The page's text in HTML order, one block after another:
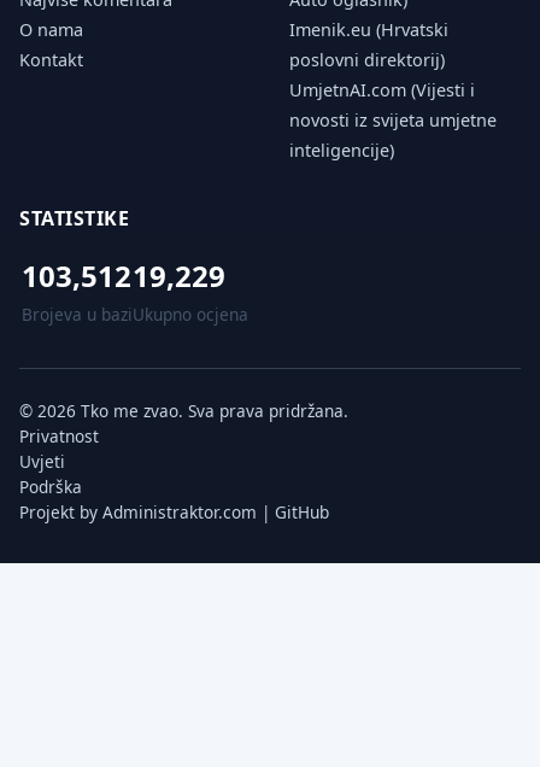
O nama
Kontakt
Imenik.eu (Hrvatski
poslovni direktorij)
UmjetnAI.com (Vijesti i
novosti iz svijeta umjetne
inteligencije)
STATISTIKE
103,512
Brojeva u bazi
19,229
Ukupno ocjena
© 2026 Tko me zvao. Sva prava pridržana.
Privatnost
Uvjeti
Podrška
Projekt by Administraktor.com | GitHub